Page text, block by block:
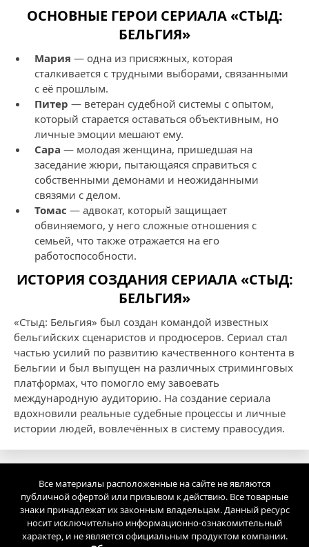
ОСНОВНЫЕ ГЕРОИ СЕРИАЛА «СТЫД:
БЕЛЬГИЯ»
Мария — одна из присяжных, которая
сталкивается с трудными выборами, связанными
с её прошлым.
Питер — ветеран судебной системы с опытом,
который старается оставаться объективным, но
личные эмоции мешают ему.
Сара — молодая женщина, пришедшая на
заседание жюри, пытающаяся справиться с
собственными демонами и неожиданными
связями с делом.
Томас — адвокат, который защищает
обвиняемого, у него сложные отношения с
семьей, что также отражается на его
работоспособности.
ИСТОРИЯ СОЗДАНИЯ СЕРИАЛА «СТЫД:
БЕЛЬГИЯ»
«Стыд: Бельгия» был создан командой известных
бельгийских сценаристов и продюсеров. Сериал стал
частью усилий по развитию качественного контента в
Бельгии и был выпущен на различных стриминговых
платформах, что помогло ему завоевать
международную аудиторию. На создание сериала
вдохновили реальные судебные процессы и личные
истории людей, вовлечённых в систему правосудия.
Все материалы расположенные на сайте не являются
публичной офертой или призывом к действию. Все товарные
знаки принадлежат их законным владельцам. Данный ресурс
носит исключительно информационно-ознакомительный
характер, и не является официальным продуктом компании.